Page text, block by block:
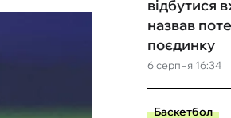
6 серпня 16:34
відбутися
назвав
поєдинку
Баскетбол